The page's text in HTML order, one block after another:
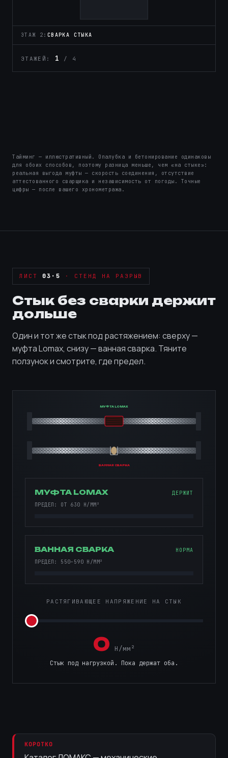
ЭТАЖ 2: ОПАЛУБКА
ЭТАЖЕЙ: 1 / 4
Тайминг — иллюстративный. Опалубка и бетонирование одинаковы
для обоих способов, поэтому разница меньше, чем «на стыке»:
реальная выгода муфты — скорость соединения, отсутствие
аттестованного сварщика и независимость от погоды. Точные
цифры — после вашего хронометража.
ЛИСТ 03·5 · СТЕНД НА РАЗРЫВ
Стык без сварки держит
дольше
Один и тот же стык под растяжением: сверху —
муфта Lomax, снизу — ванная сварка. Тяните
ползунок и смотрите, где предел.
МУФТА LOMAX
ВАННАЯ СВАРКА
МУФТА LOMAX
ДЕРЖИТ
ПРЕДЕЛ: ОТ 630 Н/ММ²
ВАННАЯ СВАРКА
НОРМА
ПРЕДЕЛ: 550–590 Н/ММ²
РАСТЯГИВАЮЩЕЕ НАПРЯЖЕНИЕ НА СТЫК
0 Н/мм²
Стык под нагрузкой. Пока держат оба.
КОРОТКО